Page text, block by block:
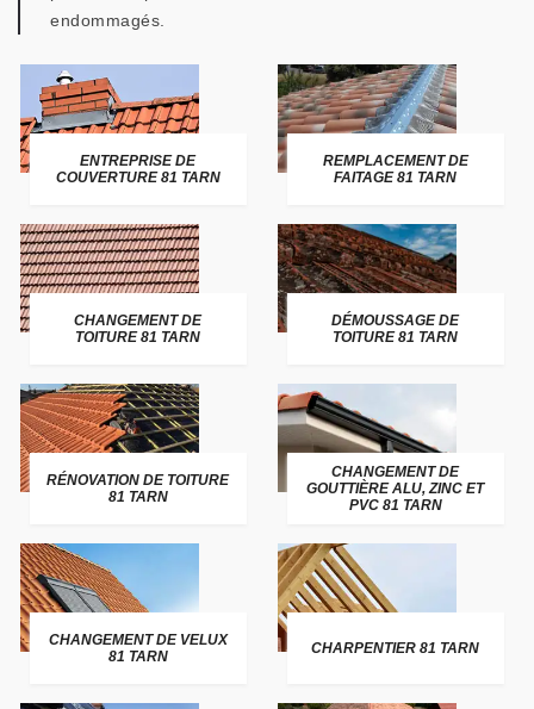
endommagés.
ENTREPRISE DE
COUVERTURE 81 TARN
REMPLACEMENT DE
FAITAGE 81 TARN
CHANGEMENT DE
TOITURE 81 TARN
DÉMOUSSAGE DE
TOITURE 81 TARN
RÉNOVATION DE TOITURE
81 TARN
CHANGEMENT DE
GOUTTIÈRE ALU, ZINC ET
PVC 81 TARN
CHANGEMENT DE VELUX
81 TARN
CHARPENTIER 81 TARN